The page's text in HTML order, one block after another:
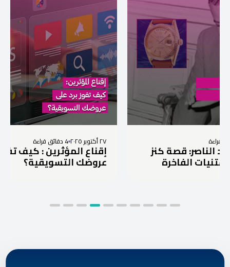
قصة كنز
4 دقائق قراءة
إقناع المؤثرين : كيف تفوز برد على
عروضك التسويقية؟